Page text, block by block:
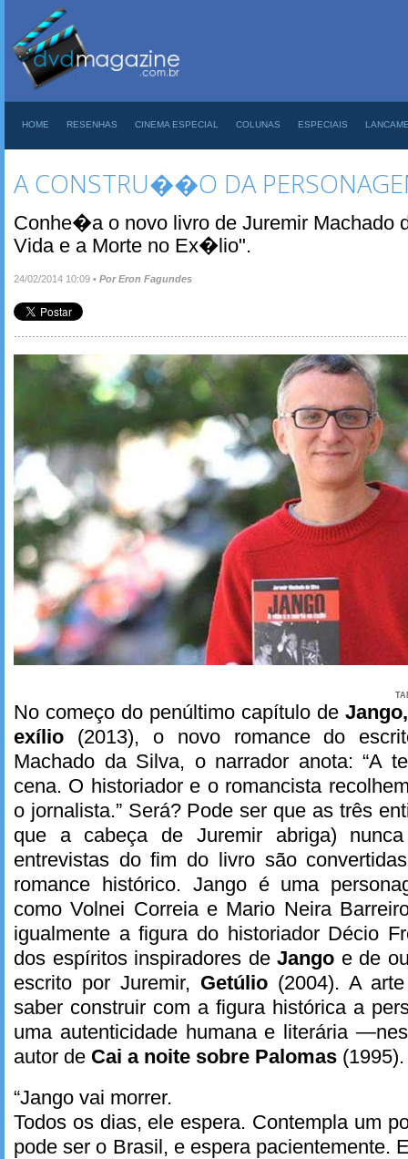
HOME RESENHAS CINEMA ESPECIAL COLUNAS ESPECIAIS
A CONSTRU��O DA
Conhe�a o novo livro de Juremir Machado
Vida e a Morte no Ex�lio".
24/02/2014 10:09 • Por Eron Fagundes
No começo do penúltimo capítulo de
exílio (2013), o novo romance do
Machado da Silva, o narrador anota: “A
cena. O historiador e o romancista
o jornalista.” Será? Pode ser que as três
que a cabeça de Juremir abriga)
entrevistas do fim do livro são
romance histórico. Jango é uma
como Volnei Correia e Mario Neira
igualmente a figura do historiador Décio
dos espíritos inspiradores deJango e de
escrito por Juremir, Getúlio (2004). A
saber construir com a figura histórica a
uma autenticidade humana e literária
autor de Cai a noite sobre Palomas (1995).
“Jango vai morrer.
Todos os dias, ele espera. Contempla um
pode ser o Brasil, e espera pacientemente.